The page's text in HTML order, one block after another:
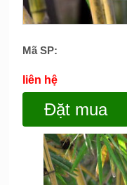
Mã SP:
liên hệ
Đặt mua